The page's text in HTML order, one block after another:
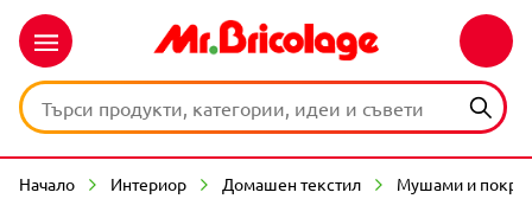
Начало Интериор Домашен текстил Мушами и